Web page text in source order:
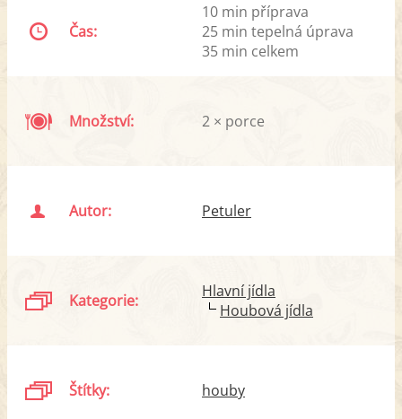
Čas:
10 min příprava
25 min tepelná úprava
35 min celkem
Množství: 2 × porce
Autor: Petuler
Kategorie:
Hlavní jídla
Houbová jídla
Štítky: houby